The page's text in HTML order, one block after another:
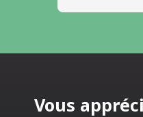
Vous